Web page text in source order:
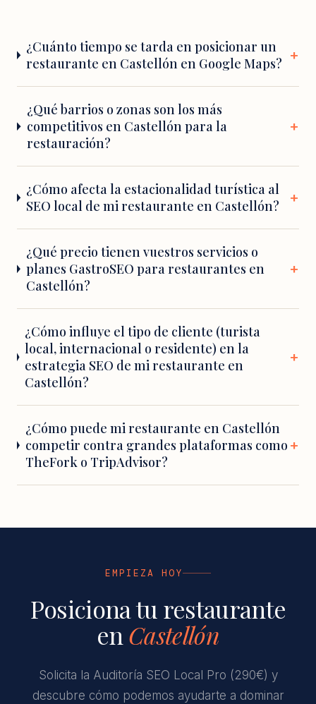
¿Cuánto tiempo se tarda en posicionar un
restaurante en Castellón en Google Maps?
¿Qué barrios o zonas son los más
competitivos en Castellón para la
restauración?
¿Cómo afecta la estacionalidad turística al
SEO local de mi restaurante en Castellón?
¿Qué precio tienen vuestros servicios o
planes GastroSEO para restaurantes en
Castellón?
¿Cómo influye el tipo de cliente (turista
local, internacional o residente) en la
estrategia SEO de mi restaurante en
Castellón?
¿Cómo puede mi restaurante en Castellón
competir contra grandes plataformas como
TheFork o TripAdvisor?
EMPIEZA HOY
Posiciona tu restaurante
enCastellón
Solicita la Auditoría SEO Local Pro (290€) y
descubre cómo podemos ayudarte a dominar